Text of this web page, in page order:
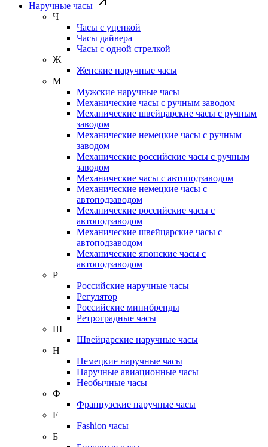
Наручные часы
Ч
Часы с уценкой
Часы дайвера
Часы с одной стрелкой
Ж
Женские наручные часы
М
Мужские наручные часы
Механические часы с ручным заводом
Механические швейцарские часы с ручным
заводом
Механические немецкие часы с ручным
заводом
Механические российские часы с ручным
заводом
Механические часы с автоподзаводом
Механические немецкие часы с
автоподзаводом
Механические российские часы с
автоподзаводом
Механические швейцарские часы с
автоподзаводом
Механические японские часы с
автоподзаводом
Р
Российские наручные часы
Регулятор
Российские минибренды
Ретроградные часы
Ш
Швейцарские наручные часы
Н
Немецкие наручные часы
Наручные авиационные часы
Необычные часы
Ф
Французские наручные часы
F
Fashion часы
Б